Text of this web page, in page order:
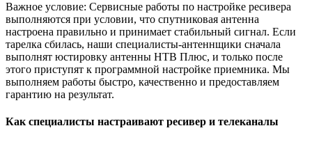
Важное условие: Сервисные работы по настройке ресивера
выполняются при условии, что спутниковая антенна
настроена правильно и принимает стабильный сигнал. Если
тарелка сбилась, наши специалисты-антеннщики сначала
выполнят юстировку антенны НТВ Плюс, и только после
этого приступят к программной настройке приемника. Мы
выполняем работы быстро, качественно и предоставляем
гарантию на результат.
Как специалисты настраивают ресивер и телеканалы